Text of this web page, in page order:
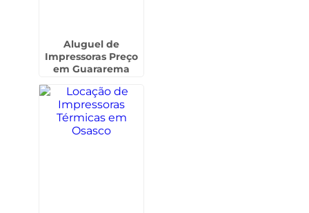
Aluguel de
Impressoras Preço
em Guararema